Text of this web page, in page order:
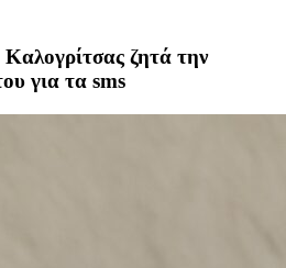
ζητά την
για τα sms